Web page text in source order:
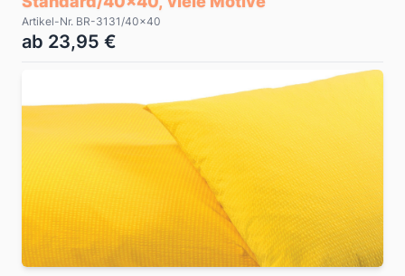
Artikel-Nr. BR-3131/40x40
ab 23,95 €